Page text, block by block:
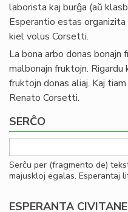
laborista kaj burĝa (aŭ
Esperantio estas
kiel volus Corsetti.
La bona arbo donas bonajn
malbonajn fruktojn. Rigardu
fruktojn donas aliaj. Kaj
Renato Corsetti.
SERĈO
Serĉu per (fragmento de)
majuskloj egalas. Esperantaj
ESPERANTA